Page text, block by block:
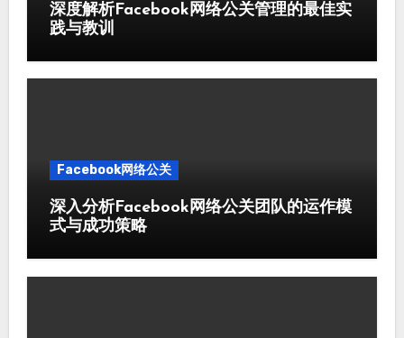
深度解析Facebook网络公关管理的最佳实
践与教训
Facebook网络公关
深入分析Facebook网络公关团队的运作模
式与成功策略